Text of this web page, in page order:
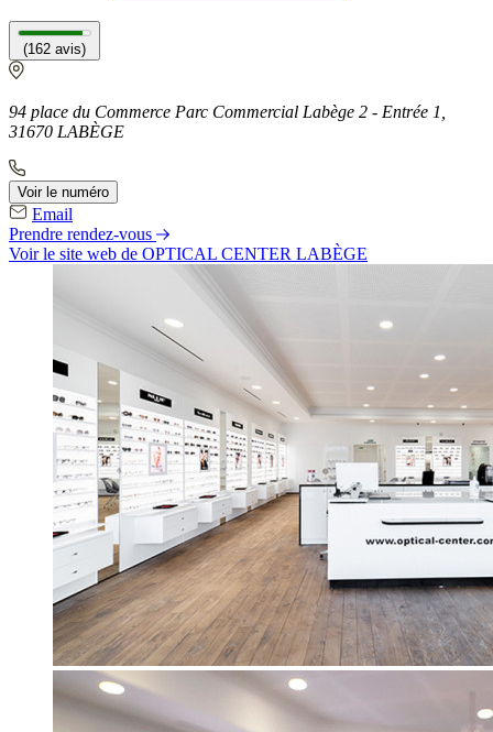
(162 avis)
94 place du Commerce Parc Commercial Labège 2 - Entrée 1,
31670 LABÈGE
Voir le numéro
Email
Prendre rendez-vous
Voir le site web de OPTICAL CENTER LABÈGE